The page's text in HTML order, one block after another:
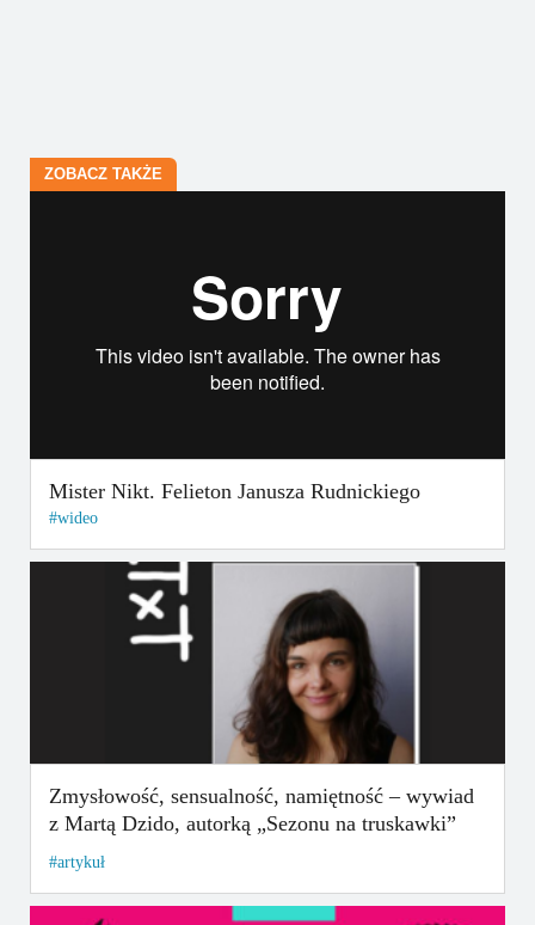
ZOBACZ TAKŻE
Mister Nikt. Felieton Janusza Rudnickiego
wideo
Zmysłowość, sensualność, namiętność – wywiad
z Martą Dzido, autorką „Sezonu na truskawki”
artykuł